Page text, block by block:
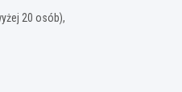
20 osób),